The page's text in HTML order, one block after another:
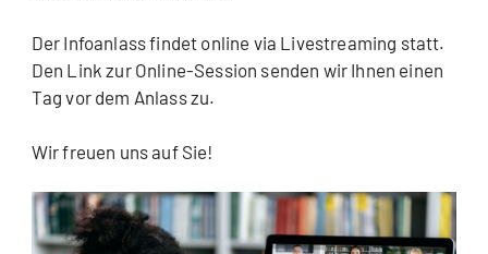
Der Infoanlass findet online via Livestreaming statt.
Den Link zur Online-Session senden wir Ihnen einen
Tag vor dem Anlass zu.
Wir freuen uns auf Sie!